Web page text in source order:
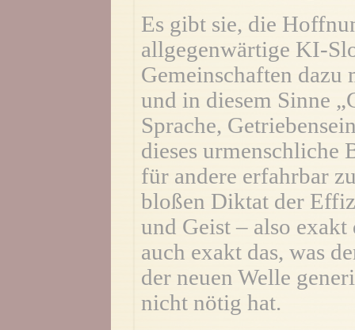
Es gibt sie, die
allgegenwärtige KI-
Gemeinschaften dazu
und in diesem Sinne
Sprache,
dieses urmenschliche
für andere erfahrbar
bloßen Diktat der
und Geist – also
auch exakt das, was
der neuen Welle
nicht nötig hat.